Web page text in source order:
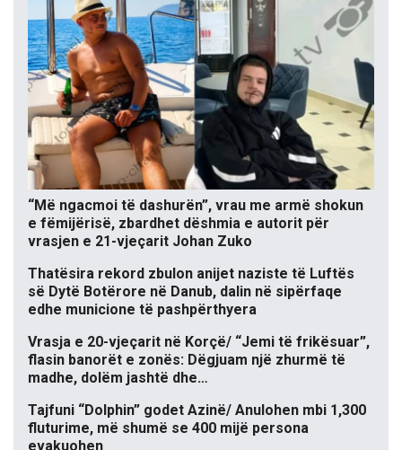
“Më ngacmoi të dashurën”, vrau me armë shokun
e fëmijërisë, zbardhet dëshmia e autorit për
vrasjen e 21-vjeçarit Johan Zuko
Thatësira rekord zbulon anijet naziste të Luftës
së Dytë Botërore në Danub, dalin në sipërfaqe
edhe municione të pashpërthyera
Vrasja e 20-vjeçarit në Korçë/ “Jemi të frikësuar”,
flasin banorët e zonës: Dëgjuam një zhurmë të
madhe, dolëm jashtë dhe…
Tajfuni “Dolphin” godet Azinë/ Anulohen mbi 1,300
fluturime, më shumë se 400 mijë persona
evakuohen